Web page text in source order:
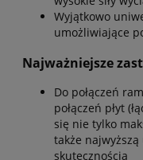
Wyjątkowo
umożliwiające
Najważniejsze
Do połączeń
połączeń płyt
się nie tylko
także
skutecznością